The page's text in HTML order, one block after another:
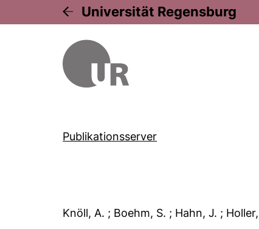
Universität Regensburg
Publikationsserver
Knöll, A. ; Boehm, S. ; Hahn, J. ;